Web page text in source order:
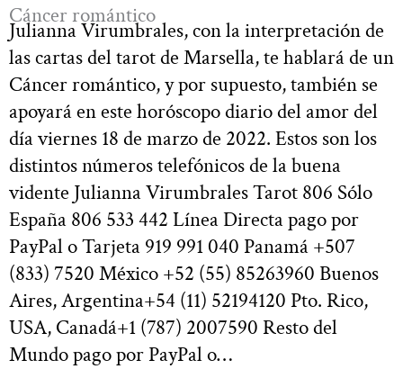
Cáncer romántico
Julianna Virumbrales, con la interpretación de
las cartas del tarot de Marsella, te hablará de un
Cáncer romántico, y por supuesto, también se
apoyará en este horóscopo diario del amor del
día viernes 18 de marzo de 2022. Estos son los
distintos números telefónicos de la buena
vidente Julianna Virumbrales Tarot 806 Sólo
España 806 533 442 Línea Directa pago por
PayPal o Tarjeta 919 991 040 Panamá +507
(833) 7520 México +52 (55) 85263960 Buenos
Aires, Argentina+54 (11) 52194120 Pto. Rico,
USA, Canadá+1 (787) 2007590 Resto del
Mundo pago por PayPal o…